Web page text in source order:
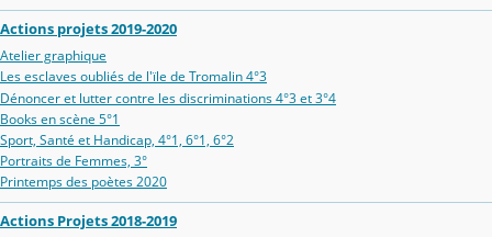
Actions projets 2019-2020
Atelier graphique
Les esclaves oubliés de l'ïle de Tromalin 4°3
Dénoncer et lutter contre les discriminations 4°3 et 3°4
Books en scène 5°1
Sport, Santé et Handicap, 4°1, 6°1, 6°2
Portraits de Femmes, 3°
Printemps des poètes 2020
Actions Projets 2018-2019